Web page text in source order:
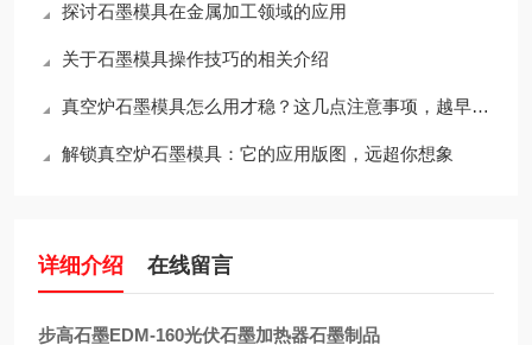
探讨石墨模具在金属加工领域的应用
关于石墨模具操作技巧的相关介绍
真空炉石墨模具怎么用才稳？这几点注意事项，越早知道越省心
解锁真空炉石墨模具：它的应用版图，远超你想象
详细介绍 在线留言
步高石墨EDM-160光伏石墨加热器石墨制品